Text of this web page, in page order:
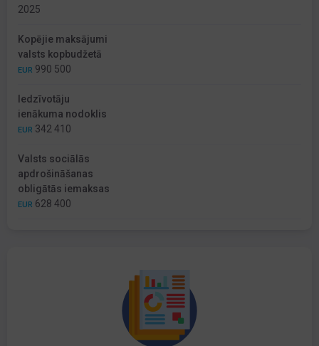
2025
Kopējie maksājumi
valsts kopbudžetā
EUR 990 500
Iedzīvotāju
ienākuma nodoklis
EUR 342 410
Valsts sociālās
apdrošināšanas
obligātās iemaksas
EUR 628 400